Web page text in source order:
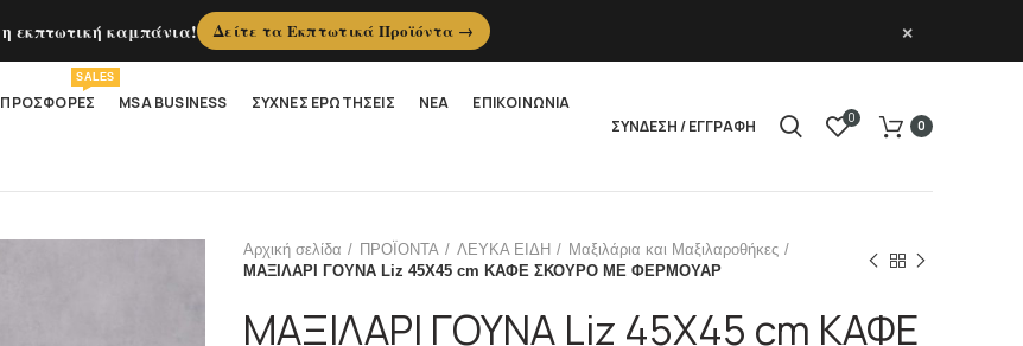
ΠΡΟΣΦΟΡΕΣ
SALES
MSA BUSINESS ΣΥΧΝΕΣ ΕΡΩΤΗΣΕΙΣ ΝΕΑ ΕΠΙΚΟΙΝΩΝΙΑ
ΣΥΝΔΕΣΗ / ΕΓΓΡΑΦΗ 0
0
Αρχική σελίδα ΠΡΟΪΟΝΤΑ ΛΕΥΚΑ ΕΙΔΗ
Μαξιλάρια και Μαξιλαροθήκες
ΜΑΞΙΛΑΡΙ ΓΟΥΝΑ Liz 45Χ45 cm ΚΑΦΕ ΣΚΟΥΡΟ ΜΕ ΦΕΡΜΟΥΑΡ
ΜΑΞΙΛΑΡΙ ΓΟΥΝΑ Liz 45Χ45 cm ΚΑΦΕ
η εκπτωτική καμπάνια! Δείτε τα Εκπτωτικά Προϊόντα → ×